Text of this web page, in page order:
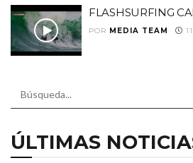
FLASHSURFING
POR MEDIA TEAM
ÚLTIMAS